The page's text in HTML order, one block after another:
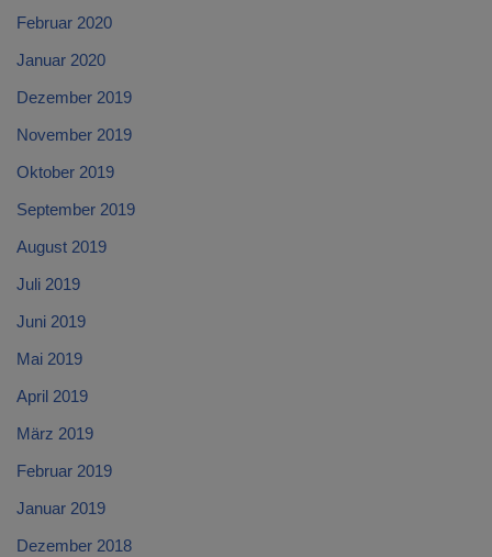
Februar 2020
Januar 2020
Dezember 2019
November 2019
Oktober 2019
September 2019
August 2019
Juli 2019
Juni 2019
Mai 2019
April 2019
März 2019
Februar 2019
Januar 2019
Dezember 2018